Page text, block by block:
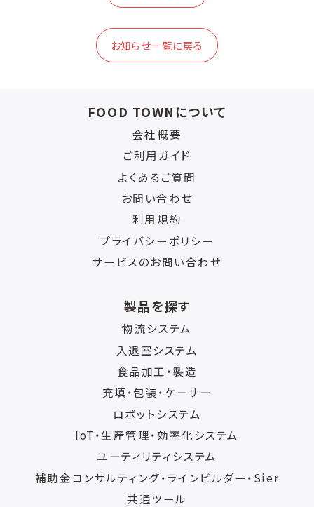
お知らせ一覧に戻る
FOOD TOWNについて
会社概要
ご利用ガイド
よくあるご質問
お問い合わせ
利用規約
プライバシーポリシー
サービスのお問い合わせ
製品を探す
物流システム
入退室システム
食品加工・製造
充填・包装・ケーサー
ロボットシステム
IoT・生産管理・効率化システム
ユーティリティシステム
補助金コンサルティング・ラインビルダー・Sier
共通ツール